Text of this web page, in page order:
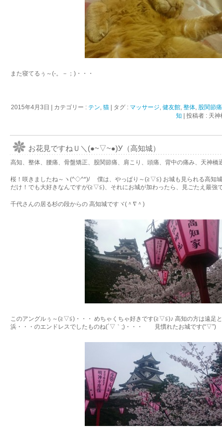
また寝てるぅ～(-。－；)・・・
2015年4月3日 カテゴリー :テン,猫 タグ : マッサージ,健友館,整体, 股関節痛
知
|投稿者 : 天
お花見ですねＵ＼(●~▽~●)У（高知城）
高知、整体、腰痛、骨盤矯正、股関節痛、肩こり、頭痛、背中の痛み、天神橋
桜！咲きましたね～ヽ(^◇^*)/ 僕は、やっぱり～(≧▽≦) お城も見られる高知
だけ！でも大好きなんですが(≧▽≦)、それにお城が加わったら、見ごたえ最強
千代さんの居る杉の段からの 高知城ですヾ(＾∇＾)
このアングルぅ～(≧▽≦)・・・ めちゃくちゃ好きです(≧▽≦)♪ 高知の方は遠足
浜・・・のエンドレスでしたものね(´▽｀;)・・・ 見慣れたお城です(“▽”)